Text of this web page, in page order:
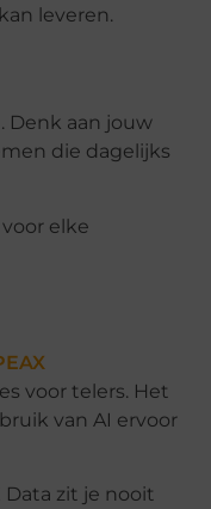
leveren.
Denk aan jouw
die dagelijks
elke
voor telers. Het
van AI ervoor
zit je nooit